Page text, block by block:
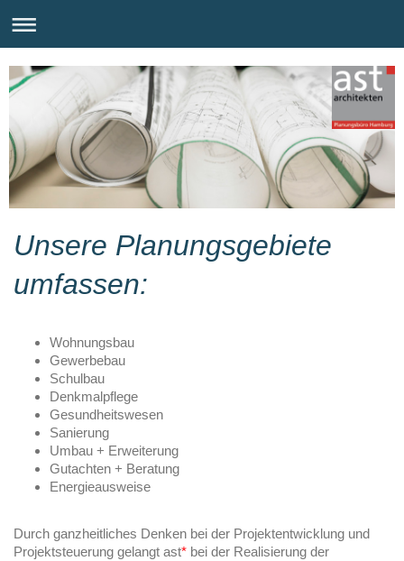
Unsere Planungsgebiete
umfassen:
Wohnungsbau
Gewerbebau
Schulbau
Denkmalpflege
Gesundheitswesen
Sanierung
Umbau + Erweiterung
Gutachten + Beratung
Energieausweise
Durch ganzheitliches Denken bei der Projektentwicklung und
Projektsteuerung gelangt ast* bei der Realisierung der